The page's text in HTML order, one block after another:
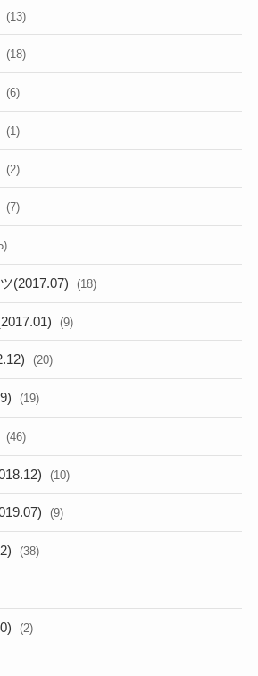
(13)
(18)
(6)
(1)
(2)
(7)
(2017.07) (18)
(9)
(20)
(19)
(46)
(10)
(9)
(38)
(2)